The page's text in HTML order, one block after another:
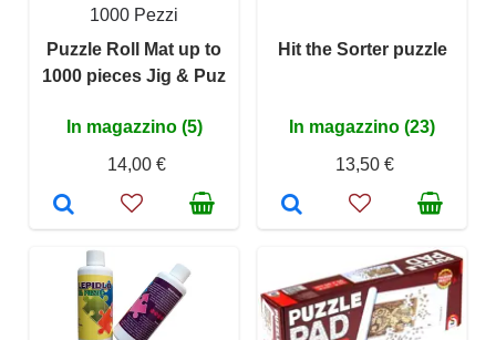
1000 Pezzi
Puzzle Roll Mat up to
1000 pieces Jig & Puz
In magazzino (5)
14,00 €
Hit the Sorter puzzle
In magazzino (23)
13,50 €